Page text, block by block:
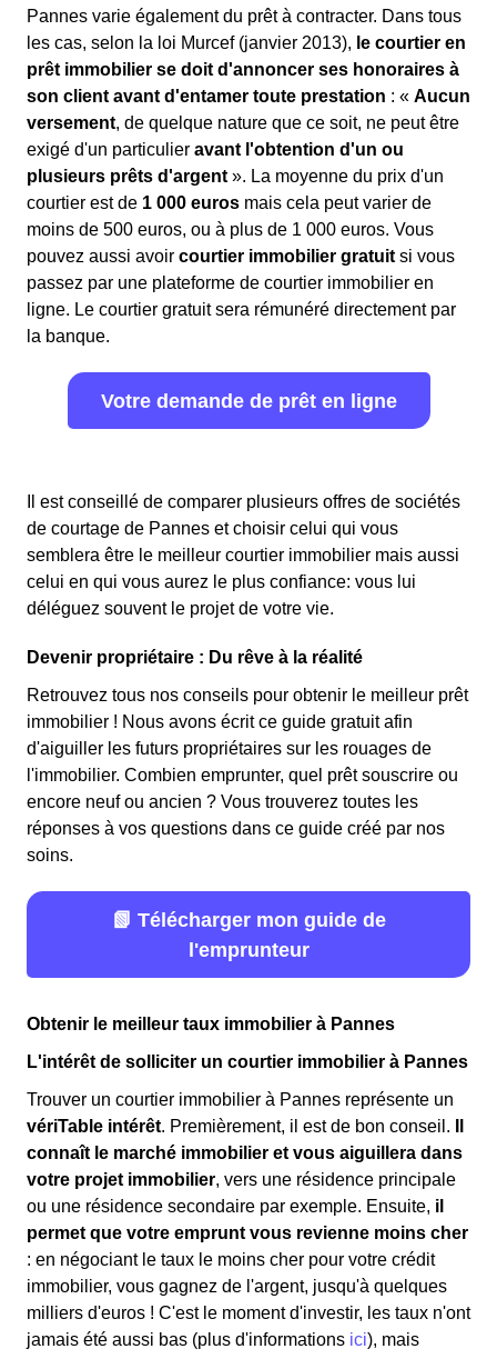
Pannes varie également du prêt à contracter. Dans tous
les cas, selon la loi Murcef (janvier 2013), le courtier en
prêt immobilier se doit d'annoncer ses honoraires à
son client avant d'entamer toute prestation : « Aucun
versement, de quelque nature que ce soit, ne peut être
exigé d'un particulier avant l'obtention d'un ou
plusieurs prêts d'argent ». La moyenne du prix d'un
courtier est de 1 000 euros mais cela peut varier de
moins de 500 euros, ou à plus de 1 000 euros. Vous
pouvez aussi avoir courtier immobilier gratuit si vous
passez par une plateforme de courtier immobilier en
ligne. Le courtier gratuit sera rémunéré directement par
la banque.
Votre demande de prêt en ligne
Il est conseillé de comparer plusieurs offres de sociétés
de courtage de Pannes et choisir celui qui vous
semblera être le meilleur courtier immobilier mais aussi
celui en qui vous aurez le plus confiance: vous lui
déléguez souvent le projet de votre vie.
Devenir propriétaire : Du rêve à la réalité
Retrouvez tous nos conseils pour obtenir le meilleur prêt
immobilier ! Nous avons écrit ce guide gratuit afin
d'aiguiller les futurs propriétaires sur les rouages de
l'immobilier. Combien emprunter, quel prêt souscrire ou
encore neuf ou ancien ? Vous trouverez toutes les
réponses à vos questions dans ce guide créé par nos
soins.
📗 Télécharger mon guide de
l'emprunteur
Obtenir le meilleur taux immobilier à Pannes
L'intérêt de solliciter un courtier immobilier à Pannes
Trouver un courtier immobilier à Pannes représente un
vériTable intérêt. Premièrement, il est de bon conseil.
connaît le marché immobilier et vous aiguillera dans
votre projet immobilier, vers une résidence principale
ou une résidence secondaire par exemple. Ensuite, il
permet que votre emprunt vous revienne moins cher
: en négociant le taux le moins cher pour votre crédit
immobilier, vous gagnez de l'argent, jusqu'à quelques
milliers d'euros ! C'est le moment d'investir, les taux n'ont
jamais été aussi bas (plus d'informations ici), mais